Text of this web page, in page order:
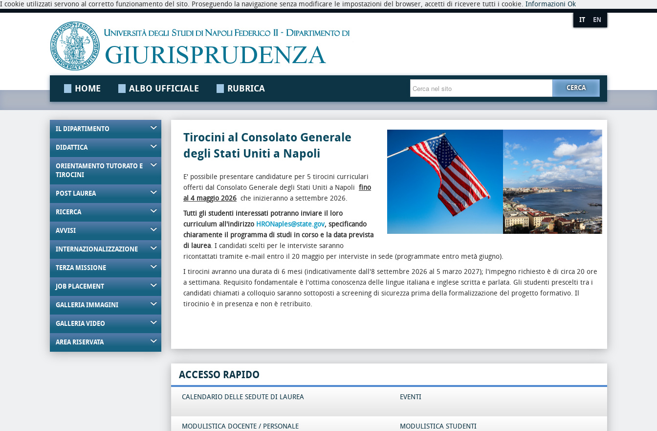
I cookie utilizzati servono al corretto funzionamento del sito. Proseguendo la navigazione senza modificare le impostazioni del browser, accetti di ricevere tutti i cookie. Informazioni Ok
IT EN
HOME ALBO UFFICIALE RUBRICA CERCA
IL DIPARTIMENTO
DIDATTICA
ORIENTAMENTO TUTORATO E
TIROCINI
POST LAUREA
RICERCA
AVVISI
INTERNAZIONALIZZAZIONE
TERZA MISSIONE
JOB PLACEMENT
GALLERIA IMMAGINI
GALLERIA VIDEO
AREA RISERVATA
Tirocini al Consolato Generale
degli Stati Uniti a Napoli
E' possibile presentare candidature per 5 tirocini curriculari
offerti dal Consolato Generale degli Stati Uniti a Napoli fino
al 4 maggio 2026 che inizieranno a settembre 2026.
Tutti gli studenti interessati potranno inviare il loro
curriculum all'indirizzo HRONaples@state.gov, specificando
chiaramente il programma di studi in corso e la data prevista
di laurea. I candidati scelti per le interviste saranno
ricontattati tramite e-mail entro il 20 maggio per interviste in sede (programmate entro metà giugno).
I tirocini avranno una durata di 6 mesi (indicativamente dall'8 settembre 2026 al 5 marzo 2027); l'impegno richiesto è di circa 20 ore
a settimana. Requisito fondamentale è l'ottima conoscenza delle lingue italiana e inglese scritta e parlata. Gli studenti prescelti tra i
candidati chiamati a colloquio saranno sottoposti a screening di sicurezza prima della formalizzazione del progetto formativo. Il
tirocinio è in presenza e non è retribuito.
ACCESSO RAPIDO
CALENDARIO DELLE SEDUTE DI LAUREA EVENTI
MODULISTICA DOCENTE / PERSONALE MODULISTICA STUDENTI